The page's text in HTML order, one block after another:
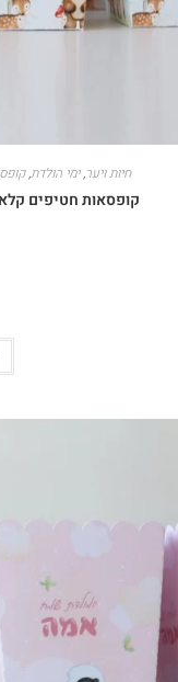
חיות ויער,ימי הולדת,
קופסאות חטיפים